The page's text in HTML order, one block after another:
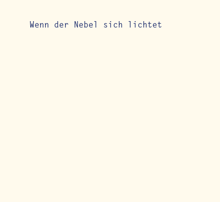
Wenn der Nebel sich lichtet